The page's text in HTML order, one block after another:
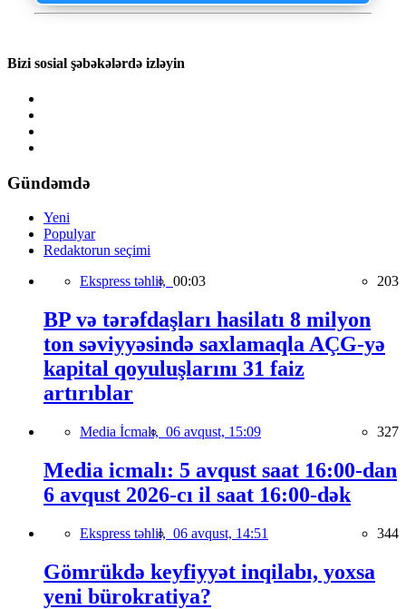
Bizi sosial şəbəkələrdə izləyin
Gündəmdə
Yeni
Populyar
Redaktorun seçimi
Ekspress təhlil, 00:03 203
BP və tərəfdaşları hasilatı 8 milyon
ton səviyyəsində saxlamaqla AÇG-yə
kapital qoyuluşlarını 31 faiz
artırıblar
Media İcmalı, 06 avqust, 15:09 327
Media icmalı: 5 avqust saat 16:00-dan
6 avqust 2026-cı il saat 16:00-dək
Ekspress təhlil, 06 avqust, 14:51 344
Gömrükdə keyfiyyət inqilabı, yoxsa
yeni bürokratiya?